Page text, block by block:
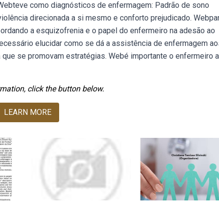
como diagnósticos de enfermagem: Padrão de sono
direcionada a si mesmo e conforto prejudicado.
a esquizofrenia e o papel do enfermeiro na adesão ao
elucidar como se dá a assistência de enfermagem
se promovam estratégias. Webé importante o enfermeiro
click the button below.
LEARN MORE